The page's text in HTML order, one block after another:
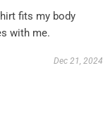
fits my body
with me.
Dec 21, 2024